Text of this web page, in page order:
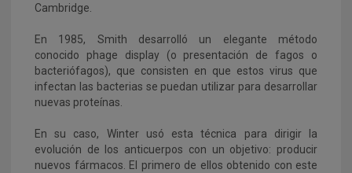
Cambridge.
En 1985, Smith desarrolló un elegante método
conocido phage display (o presentación de fagos o
bacteriófagos), que consisten en que estos virus que
infectan las bacterias se puedan utilizar para desarrollar
nuevas proteínas.
En su caso, Winter usó esta técnica para dirigir la
evolución de los anticuerpos con un objetivo: producir
nuevos fármacos. El primero de ellos obtenido con este